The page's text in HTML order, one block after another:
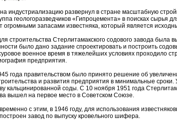
индустриализацию развернул в стране масштабную
геологоразведчиков «Гипроцемента» в поисках сырья
огромными запасами известняка, который является
строительства Стерлитамакского содового завода
было дано задание спроектировать и построить
военное время в тяжелейших условиях проходило
предприятия.
года правительством было принято решение об
и развития предприятия в минимальные
кальцинированной соды. С 10 ноября 1951 года
вышел на первое место в Советском Союзе.
с этим, в 1946 году, для использования
завод по выпуску кровельного шифера.